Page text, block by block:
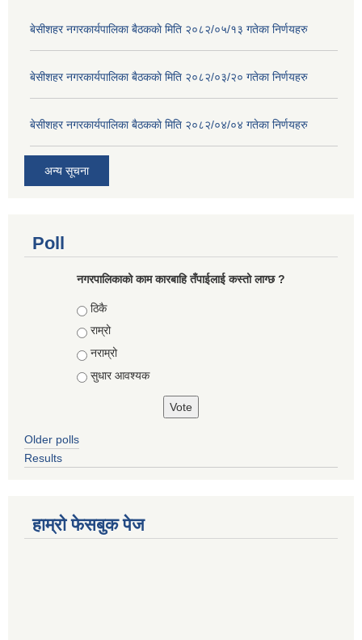
बे‍‍सीशहर नगरकार्यपालिका बैठककाे मिति २०८२/०५/१३ गतेका निर्णयहरु
बे‍‍सीशहर नगरकार्यपालिका बैठककाे मिति २०८२/०३/२० गतेका निर्णयहरु
बे‍‍सीशहर नगरकार्यपालिका बैठककाे मिति २०८२/०४/०४ गतेका निर्णयहरु
अन्य सूचना
Poll
नगरपालिकाको काम कारबाहि तँपाईलाई कस्तो लाग्छ ?
Choices
ठिकै
राम्रो
नराम्रो
सुधार आवश्यक
Older polls
Results
हाम्रो फेसबुक पेज